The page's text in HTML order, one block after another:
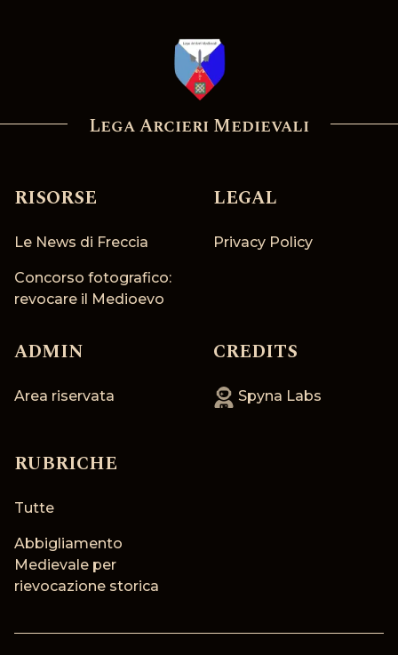
Lega Arcieri Medievali
RISORSE
Le News di Freccia
Concorso fotografico:
revocare il Medioevo
LEGAL
Privacy Policy
ADMIN
Area riservata
CREDITS
Spyna Labs
RUBRICHE
Tutte
Abbigliamento
Medievale per
rievocazione storica